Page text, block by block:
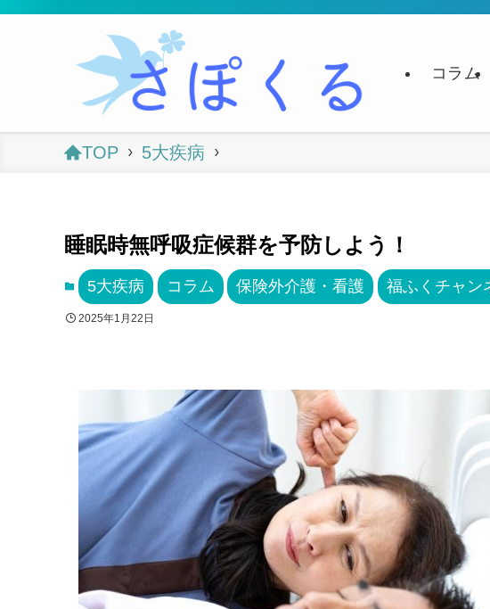
コラム
TOP 5大疾病
睡眠時無呼吸症候群を予防しよう！
5大疾病 コラム 保険外介護・看護 福ふくチャン
2025年1月22日